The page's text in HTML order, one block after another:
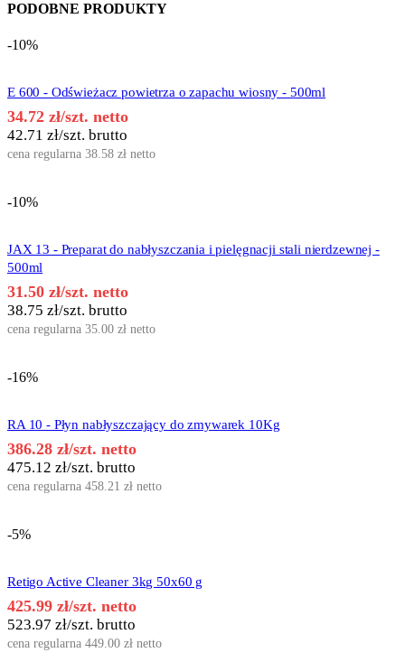
PODOBNE PRODUKTY
-10%
E 600 - Odświeżacz powietrza o zapachu wiosny - 500ml
34.72 zł/szt. netto
42.71 zł/szt. brutto
cena regularna 38.58 zł netto
-10%
JAX 13 - Preparat do nabłyszczania i pielęgnacji stali nierdzewnej -
500ml
31.50 zł/szt. netto
38.75 zł/szt. brutto
cena regularna 35.00 zł netto
-16%
RA 10 - Płyn nabłyszczający do zmywarek 10Kg
386.28 zł/szt. netto
475.12 zł/szt. brutto
cena regularna 458.21 zł netto
-5%
Retigo Active Cleaner 3kg 50x60 g
425.99 zł/szt. netto
523.97 zł/szt. brutto
cena regularna 449.00 zł netto